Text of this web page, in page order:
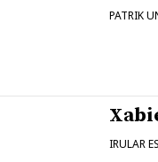
PATRIK
IRULAR